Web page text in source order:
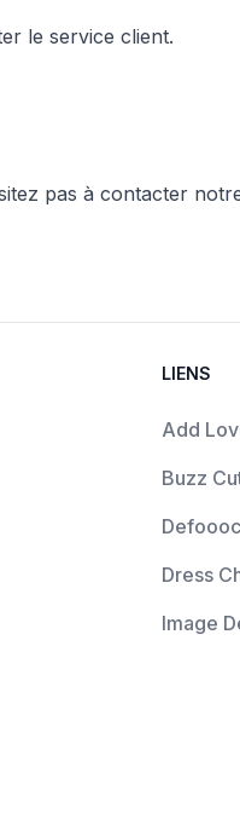
le service client.
pas à contacter
LIENS
Add
Buzz
Dress
Image